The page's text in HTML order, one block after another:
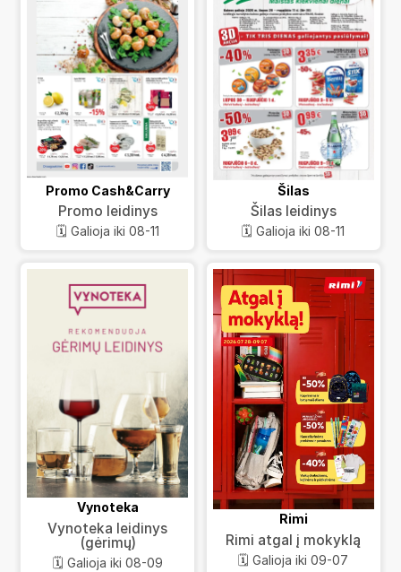
Promo Cash&Carry
Promo leidinys
🗓️ Galioja iki 08-11
Šilas
Šilas leidinys
🗓️ Galioja iki 08-11
Vynoteka
Vynoteka leidinys
(gėrimų)
🗓️ Galioja iki 08-09
Rimi
Rimi atgal į mokyklą
🗓️ Galioja iki 09-07